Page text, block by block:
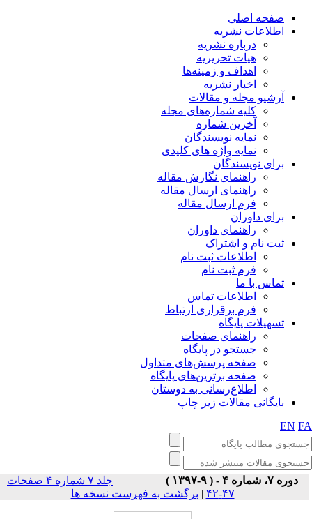
صفحه اصلی
اطلاعات نشریه
درباره نشریه
هیات تحریریه
اهداف و زمینه‌ها
اخبار نشریه
آرشیو مجله و مقالات
کلیه شماره‌های مجله
آخرین شماره
نمایه نویسندگان
نمایه واژه های کلیدی
برای نویسندگان
راهنمای نگارش مقاله
راهنمای ارسال مقاله
فرم ارسال مقاله
برای داوران
راهنمای داوران
ثبت نام و اشتراک
اطلاعات ثبت نام
فرم ثبت نام
تماس با ما
اطلاعات تماس
فرم برقراری ارتباط
تسهیلات پایگاه
راهنمای صفحات
جستجو در پایگاه
صفحه پرسش‌های متداول
صفحه برترین‌های پایگاه
اطلاع‌رسانی به دوستان
بایگانی مقالات زیر چاپ
EN
دوره ۷، شماره ۴ - ( ۹-۱۳۹۷ )
جلد ۷ شماره ۴ صفحات
۴۷-۴۲
| برگشت به فهرست نسخه ها